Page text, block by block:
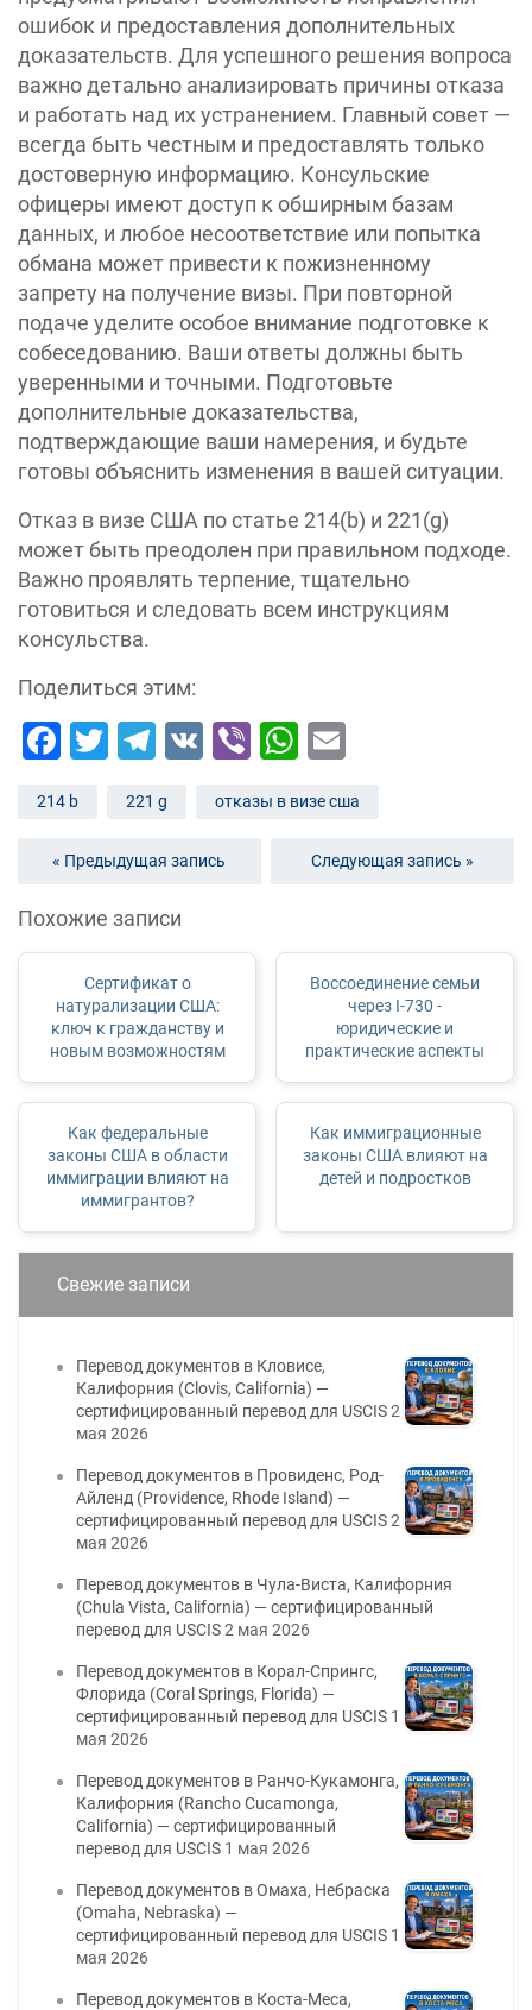
ошибок и предоставления дополнительных
доказательств. Для успешного решения вопроса
важно детально анализировать причины отказа
и работать над их устранением. Главный совет —
всегда быть честным и предоставлять только
достоверную информацию. Консульские
офицеры имеют доступ к обширным базам
данных, и любое несоответствие или попытка
обмана может привести к пожизненному
запрету на получение визы. При повторной
подаче уделите особое внимание подготовке к
собеседованию. Ваши ответы должны быть
уверенными и точными. Подготовьте
дополнительные доказательства,
подтверждающие ваши намерения, и будьте
готовы объяснить изменения в вашей ситуации.
Отказ в визе США по статье 214(b) и 221(g)
может быть преодолен при правильном подходе.
Важно проявлять терпение, тщательно
готовиться и следовать всем инструкциям
консульства.
Поделиться этим:
Facebook
Twitter
Telegram
VK ViberWhatsApp
214 b 221 g отказы в визе сша
« Предыдущая запись Следующая запись »
Похожие записи
Сертификат о
натурализации США:
ключ к гражданству и
новым возможностям
Воссоединение семьи
через I-730 -
юридические и
практические аспекты
Как федеральные
законы США в области
иммиграции влияют на
иммигрантов?
Как иммиграционные
законы США влияют на
детей и подростков
Свежие записи
Перевод документов в Кловисе,
Калифорния (Clovis, California) —
сертифицированный перевод для USCIS2
мая 2026
Перевод документов в Провиденс, Род-
Айленд (Providence, Rhode Island) —
сертифицированный перевод для USCIS2
мая 2026
Перевод документов в Чула-Виста, Калифорния
(Chula Vista, California) — сертифицированный
перевод для USCIS2 мая 2026
Перевод документов в Корал-Спрингс,
Флорида (Coral Springs, Florida) —
сертифицированный перевод для USCIS 1
мая 2026
Перевод документов в Ранчо-Кукамонга,
Калифорния (Rancho Cucamonga,
California) — сертифицированный
перевод для USCIS 1 мая 2026
Перевод документов в Омаха, Небраска
(Omaha, Nebraska) —
сертифицированный перевод для USCIS 1
мая 2026
Перевод документов в Коста-Меса,